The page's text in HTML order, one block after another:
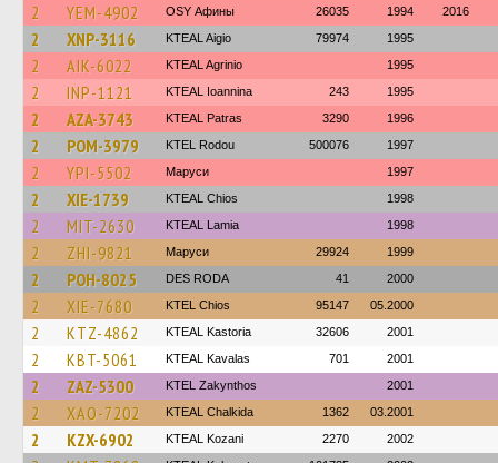
2 YEM-4902 OSY Афины 26035 1994 2016
2 XNP-3116 KTEAL Aigio 79974 1995
2 AIK-6022 KTEAL Agrinio 1995
2 INP-1121 KTEAL Ioannina 243 1995
2 AZA-3743 KTEAL Patras 3290 1996
2 POM-3979 ΚΤΕL Rodou 500076 1997
2 YPI-5502 Маруси 1997
2 XIE-1739 KTEAL Chios 1998
2 MIT-2630 KTEAL Lamia 1998
2 ZHI-9821 Маруси 29924 1999
2 POH-8025 DES RODA 41 2000
2 XIE-7680 KTEL Chios 95147 05.2000
2 KTZ-4862 KTEAL Kastoria 32606 2001
2 KBT-5061 KTEAL Kavalas 701 2001
2 ZAZ-5300 KTEL Zakynthos 2001
2 XAO-7202 KTEAL Chalkida 1362 03.2001
2 KZX-6902 KTEAL Kozani 2270 2002